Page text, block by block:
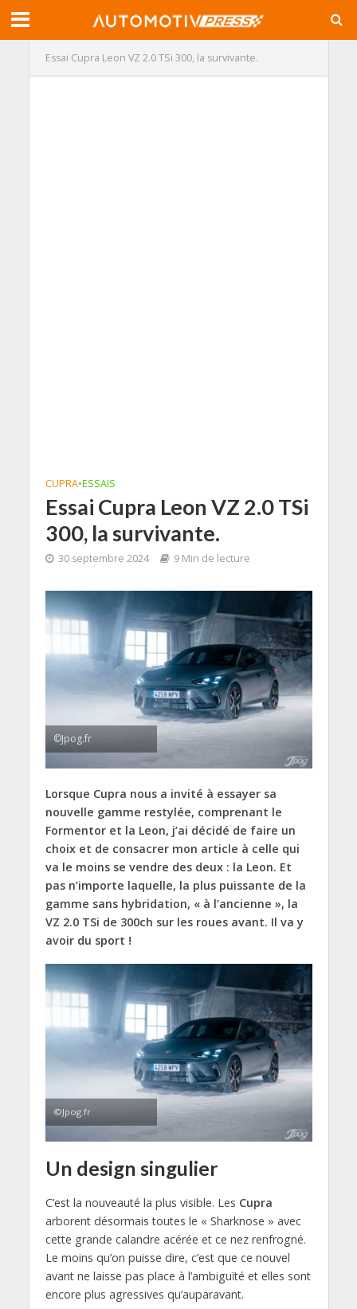
Essai Cupra Leon VZ 2.0 TSi 300, la survivante.
CUPRA•ESSAIS
Essai Cupra Leon VZ 2.0 TSi
300, la survivante.
30 septembre 2024 9 Min de lecture
©Jpog.fr
Lorsque Cupra nous a invité à essayer sa
nouvelle gamme restylée, comprenant le
Formentor et la Leon, j’ai décidé de faire un
choix et de consacrer mon article à celle qui
va le moins se vendre des deux : la Leon. Et
pas n’importe laquelle, la plus puissante de la
gamme sans hybridation, « à l’ancienne », la
VZ 2.0 TSi de 300ch sur les roues avant. Il va y
avoir du sport !
©Jpog.fr
Un design singulier
C’est la nouveauté la plus visible. Les Cupra
arborent désormais toutes le « Sharknose » avec
cette grande calandre acérée et ce nez renfrogné.
Le moins qu’on puisse dire, c’est que ce nouvel
avant ne laisse pas place à l’ambiguïté et elles sont
encore plus agressives qu’auparavant.